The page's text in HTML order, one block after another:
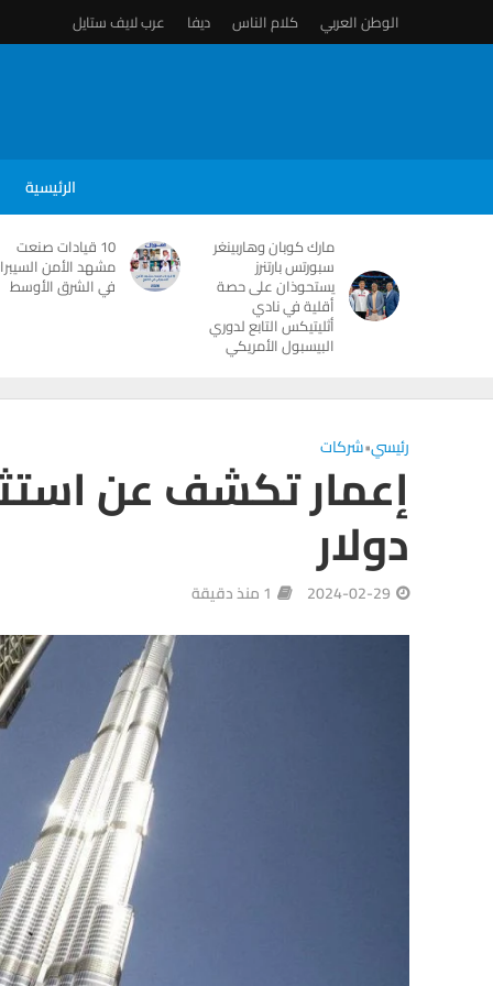
الوطن العربي كلام الناس ديفا عرب لايف ستايل
الرئيسية
مارك كوبان وهاربينغر
سبورتس بارتنرز
يستحوذان على حصة
أقلية في نادي
أثليتيكس التابع لدوري
البيسبول الأمريكي
10 قيادات صنعت
مشهد الأمن
في الشرق الأوسط
رئيسي•شركات
دولار
2024-02-29 1 منذ دقيقة